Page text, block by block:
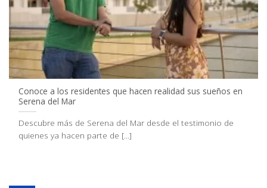
Conoce a los residentes que hacen realidad sus sueños en
Serena del Mar
Descubre más de Serena del Mar desde el testimonio de
quienes ya hacen parte de [...]